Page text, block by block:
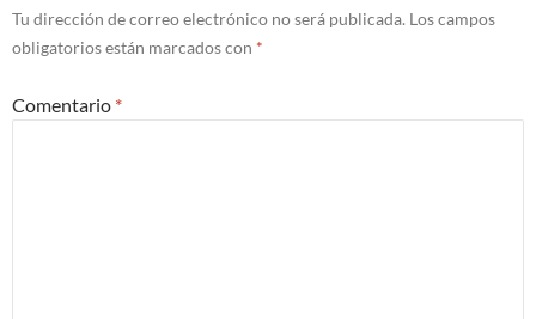
Tu dirección de correo electrónico no será publicada. Los campos
obligatorios están marcados con *
Comentario *